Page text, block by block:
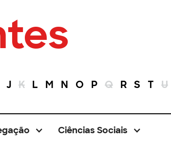
J K L M N O P Q R S T U
Ciências Sociais